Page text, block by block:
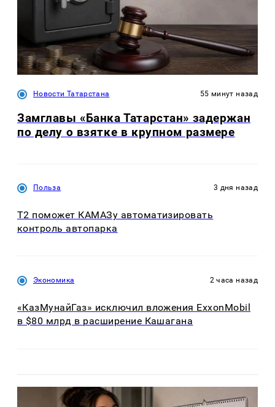
Новости Татарстана 55 минут назад
Замглавы «Банка Татарстан» задержан
по делу о взятке в крупном размере
Польза 3 дня назад
T2 поможет КАМАЗу автоматизировать
контроль автопарка
Экономика 2 часа назад
«КазМунайГаз» исключил вложения ExxonMobil
в $80 млрд в расширение Кашагана